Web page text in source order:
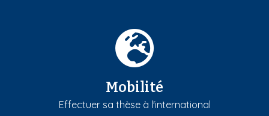
Mobilité
Effectuer sa thèse à l'international